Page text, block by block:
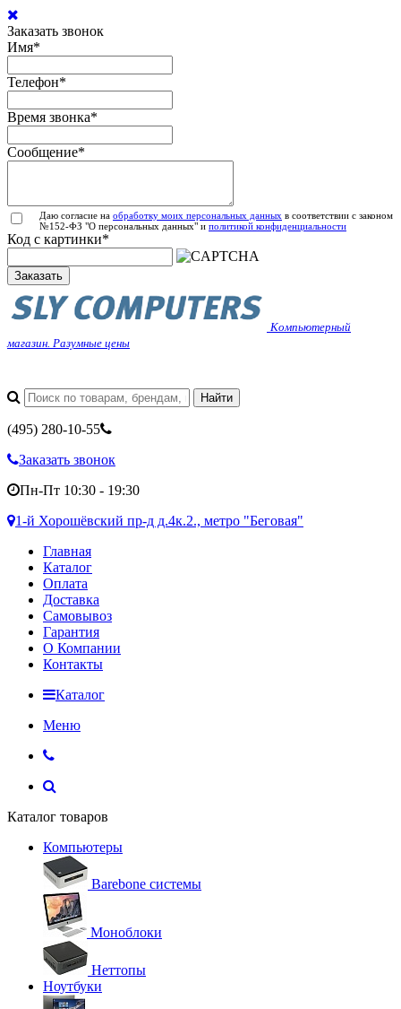
Заказать звонок
Имя*
Телефон*
Время звонка*
Сообщение*
Даю согласие на обработку моих персональных данных в соответствии с законом
№152-ФЗ "О персональных данных" и политикой конфиденциальности
Код с картинки*
Заказать
Компьютерный
магазин. Разумные цены
(495) 280-10-55
Заказать звонок
Пн-Пт 10:30 - 19:30
1-й Хорошёвский пр-д д.4к.2., метро "Беговая"
Главная
Каталог
Оплата
Доставка
Самовывоз
Гарантия
О Компании
Контакты
Каталог
Меню
Каталог товаров
Компьютеры
Barebone системы
Моноблоки
Неттопы
Ноутбуки